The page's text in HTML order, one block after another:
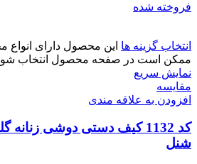
فروخته شده
انتخاب گزینه ها این محصول دارای انواع
ممکن است در صفحه محصول انتخاب
نمایش سریع
مقايسه
افزودن به علاقه مندی
کد 1132 کیف دستی دوشی
شنل